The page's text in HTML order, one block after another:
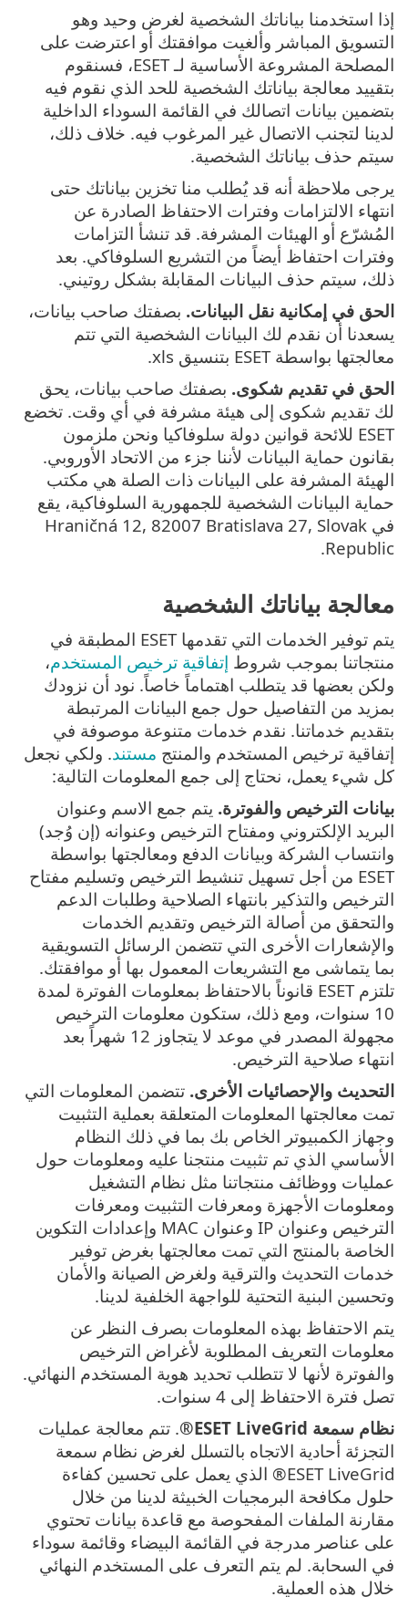
إذا استخدمنا بياناتك الشخصية لغرض وحيد وهو
التسويق المباشر وألغيت موافقتك أو اعترضت على
المصلحة المشروعة الأساسية لـ ESET، فسنقوم
بتقييد معالجة بياناتك الشخصية للحد الذي نقوم فيه
بتضمين بيانات اتصالك في القائمة السوداء الداخلية
لدينا لتجنب الاتصال غير المرغوب فيه. خلاف ذلك،
سيتم حذف بياناتك الشخصية.
يرجى ملاحظة أنه قد يُطلب منا تخزين بياناتك حتى
انتهاء الالتزامات وفترات الاحتفاظ الصادرة عن
المُشرّع أو الهيئات المشرفة. قد تنشأ التزامات
وفترات احتفاظ أيضاً من التشريع السلوفاكي. بعد
ذلك، سيتم حذف البيانات المقابلة بشكل روتيني.
الحق في إمكانية نقل البيانات. بصفتك صاحب بيانات،
يسعدنا أن نقدم لك البيانات الشخصية التي تتم
معالجتها بواسطة ESET بتنسيق xls.
الحق في تقديم شكوى. بصفتك صاحب بيانات، يحق
لك تقديم شكوى إلى هيئة مشرفة في أي وقت. تخضع
ESET للائحة قوانين دولة سلوفاكيا ونحن ملزمون
بقانون حماية البيانات لأننا جزء من الاتحاد الأوروبي.
الهيئة المشرفة على البيانات ذات الصلة هي مكتب
حماية البيانات الشخصية للجمهورية السلوفاكية، يقع
في Hraničná 12, 82007 Bratislava 27, Slovak
Republic.
معالجة بياناتك الشخصية
يتم توفير الخدمات التي تقدمها ESET المطبقة في
منتجاتنا بموجب شروط إتفاقية ترخيص المستخدم،
ولكن بعضها قد يتطلب اهتماماً خاصاً. نود أن نزودك
بمزيد من التفاصيل حول جمع البيانات المرتبطة
بتقديم خدماتنا. نقدم خدمات متنوعة موصوفة في
إتفاقية ترخيص المستخدم والمنتج مستند. ولكي نجعل
كل شيء يعمل، نحتاج إلى جمع المعلومات التالية:
بيانات الترخيص والفوترة. يتم جمع الاسم وعنوان
البريد الإلكتروني ومفتاح الترخيص وعنوانه (إن وُجد)
وانتساب الشركة وبيانات الدفع ومعالجتها بواسطة
ESET من أجل تسهيل تنشيط الترخيص وتسليم مفتاح
الترخيص والتذكير بانتهاء الصلاحية وطلبات الدعم
والتحقق من أصالة الترخيص وتقديم الخدمات
والإشعارات الأخرى التي تتضمن الرسائل التسويقية
بما يتماشى مع التشريعات المعمول بها أو موافقتك.
تلتزم ESET قانوناً بالاحتفاظ بمعلومات الفوترة لمدة
10 سنوات، ومع ذلك، ستكون معلومات الترخيص
مجهولة المصدر في موعد لا يتجاوز 12 شهراً بعد
انتهاء صلاحية الترخيص.
التحديث والإحصائيات الأخرى. تتضمن المعلومات التي
تمت معالجتها المعلومات المتعلقة بعملية التثبيت
وجهاز الكمبيوتر الخاص بك بما في ذلك النظام
الأساسي الذي تم تثبيت منتجنا عليه ومعلومات حول
عمليات ووظائف منتجاتنا مثل نظام التشغيل
ومعلومات الأجهزة ومعرفات التثبيت ومعرفات
الترخيص وعنوان IP وعنوان MAC وإعدادات التكوين
الخاصة بالمنتج التي تمت معالجتها بغرض توفير
خدمات التحديث والترقية ولغرض الصيانة والأمان
وتحسين البنية التحتية للواجهة الخلفية لدينا.
يتم الاحتفاظ بهذه المعلومات بصرف النظر عن
معلومات التعريف المطلوبة لأغراض الترخيص
والفوترة لأنها لا تتطلب تحديد هوية المستخدم النهائي.
تصل فترة الاحتفاظ إلى 4 سنوات.
نظام سمعة ESET LiveGrid®
. تتم معالجة عمليات
التجزئة أحادية الاتجاه بالتسلل لغرض نظام سمعة
ESET LiveGrid® الذي يعمل على تحسين كفاءة
حلول مكافحة البرمجيات الخبيثة لدينا من خلال
مقارنة الملفات المفحوصة مع قاعدة بيانات تحتوي
على عناصر مدرجة في القائمة البيضاء وقائمة سوداء
في السحابة. لم يتم التعرف على المستخدم النهائي
خلال هذه العملية.